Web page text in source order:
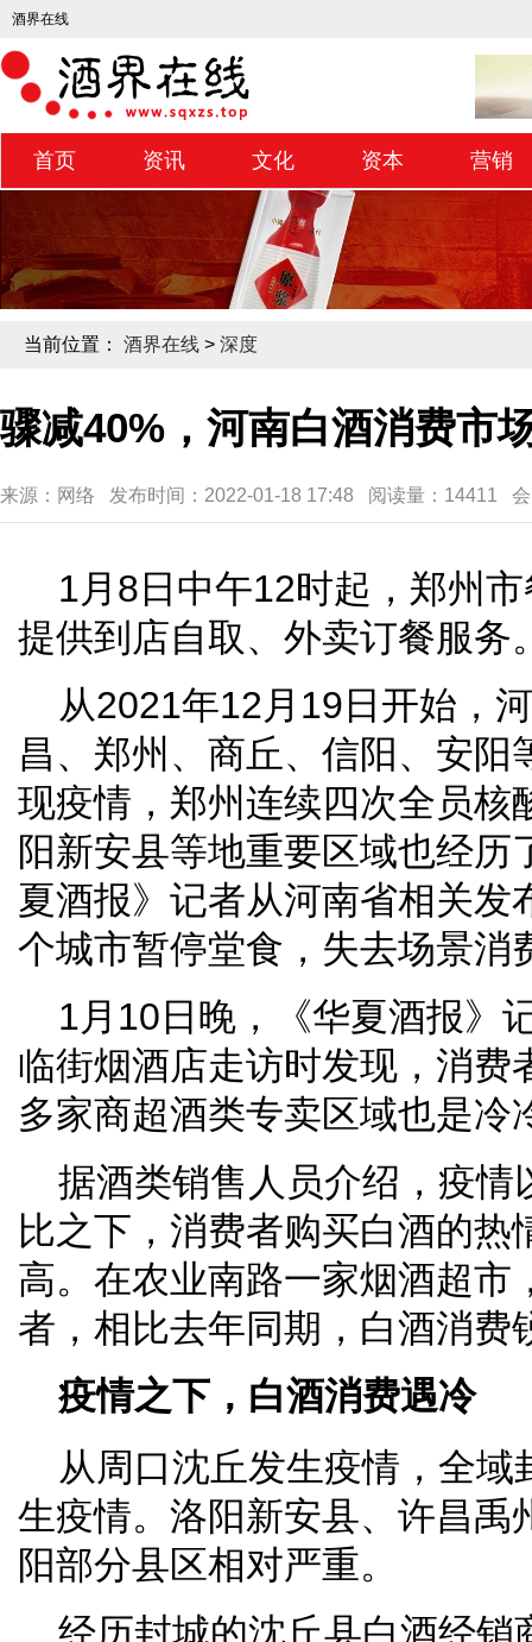
酒界在线
首页 资讯 文化 资本 营销
当前位置： 酒界在线 > 深度
骤减40%，河南白酒消费市
来源：网络 发布时间：2022-01-18 17:48 阅读量：14411
1月8日中午12时起，郑州
提供到店自取、外卖订餐服务
从2021年12月19日开始，
昌、郑州、商丘、信阳、安阳
现疫情，郑州连续四次全员核
阳新安县等地重要区域也经历
夏酒报》记者从河南省相关发
个城市暂停堂食，失去场景消
1月10日晚，《华夏酒报》
临街烟酒店走访时发现，消费
多家商超酒类专卖区域也是冷
据酒类销售人员介绍，疫情
比之下，消费者购买白酒的热
高。在农业南路一家烟酒超市
者，相比去年同期，白酒消费
疫情之下，白酒消费遇冷
从周口沈丘发生疫情，全
生疫情。洛阳新安县、许昌禹
阳部分县区相对严重。
经历封城的沈丘县白酒经销